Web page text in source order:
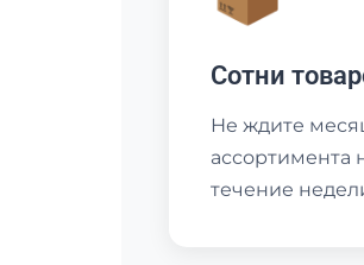
Сотни
Не ждите
ассортимента
течение